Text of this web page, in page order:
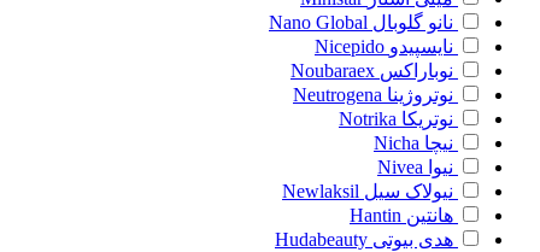
نانو گلوبال Nano Global
نایسپیدو Nicepido
نوباراکس Noubaraex
نوتروژینا Neutrogena
نوتریکا Notrika
نیچا Nicha
نیوا Nivea
نیولاک سیل Newlaksil
هانتین Hantin
هدی بیوتی Hudabeauty